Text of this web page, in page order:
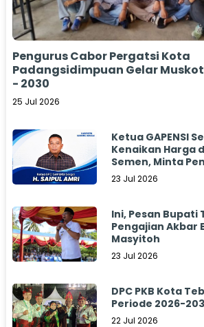
Pengurus Cabor Pergatsi Kota
Padangsidimpuan Gelar
- 2030
25 Jul 2026
Ketua GAPENSI
Kenaikan Harga
Semen, Minta
Bertindak
23 Jul 2026
Ini, Pesan Bupati
Pengajian Akbar
Masyitoh
23 Jul 2026
DPC PKB Kota
Periode 2026-
22 Jul 2026